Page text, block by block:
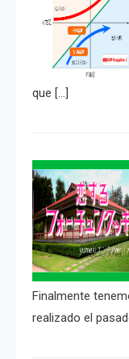
que […]
Finalmente
realizado el